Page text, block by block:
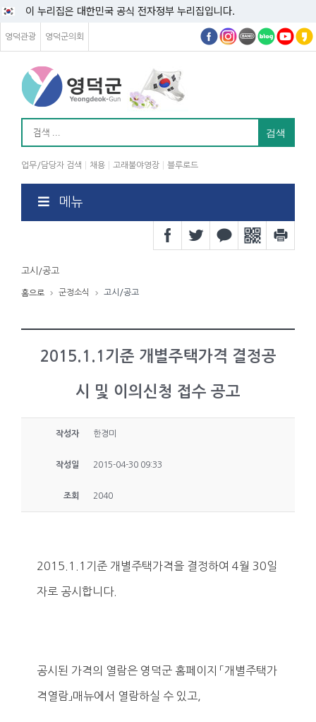
이 누리집은 대한민국 공식 전자정부 누리집입니다.
영덕관광 영덕군의회
업무/담당자 검색 채용 고래불야영장 블루로드
메뉴
고시/공고
홈으로 군정소식 고시/공고
2015.1.1기준 개별주택가격 결정공
시 및 이의신청 접수 공고
작성자 한경미
작성일 2015-04-30 09:33
조회 2040
2015.1.1기준 개별주택가격을 결정하여 4월 30일
자로 공시합니다.
공시된 가격의 열람은 영덕군 홈페이지 「개별주택가
격열람」매뉴에서 열람하실 수 있고,